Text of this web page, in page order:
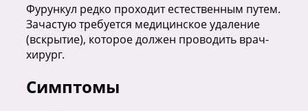
Фурункул редко проходит естественным путем.
Зачастую требуется медицинское удаление
(вскрытие), которое должен проводить врач-
хирург.
Симптомы